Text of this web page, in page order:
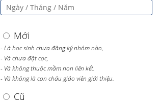
Mới
- Là học sinh chưa đăng ký nhóm nào,
- Và chưa đặt cọc,
- Và không thuộc mầm non liên kết.
- Và không là con cháu giáo viên giới thiệu.
Cũ